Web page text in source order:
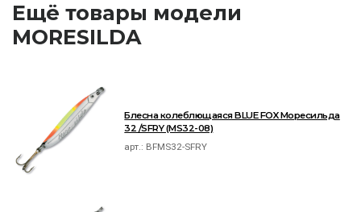
Ещё товары модели
MORESILDA
Блесна колеблющаяся BLUE FOX Моресильда
32 /SFRY (MS32-08)
арт.: BFMS32-SFRY